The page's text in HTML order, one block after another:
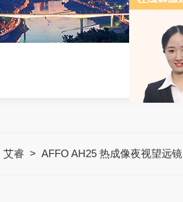
艾睿 > AFFO AH25 热成像夜视望远镜